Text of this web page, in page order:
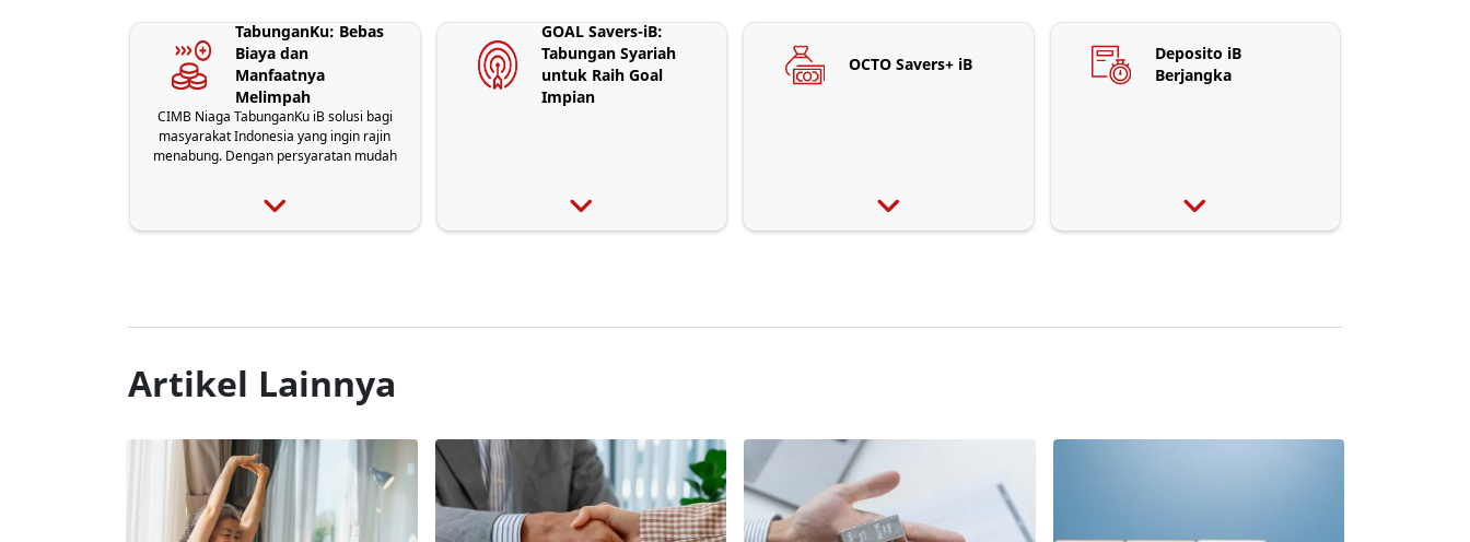
TabunganKu: Bebas
Biaya dan
Manfaatnya
Melimpah
CIMB Niaga TabunganKu iB solusi bagi
masyarakat Indonesia yang ingin rajin
menabung. Dengan persyaratan mudah
GOAL Savers-iB:
Tabungan Syariah
untuk Raih Goal
Impian
OCTO Savers+ iB
Deposito iB
Berjangka
Artikel Lainnya